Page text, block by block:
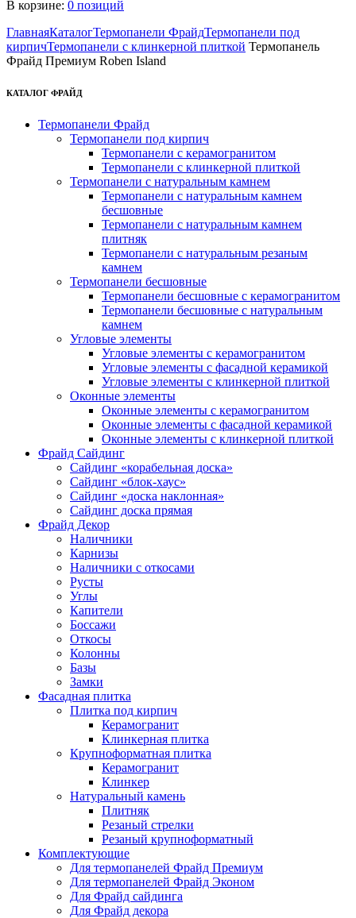
В корзине: 0 позиций
ГлавнаяКаталогТермопанели ФрайдТермопанели под
кирпичТермопанели с клинкерной плиткой Термопанель
Фрайд Премиум Roben Island
КАТАЛОГ ФРАЙД
Термопанели Фрайд
Термопанели под кирпич
Термопанели с керамогранитом
Термопанели с клинкерной плиткой
Термопанели с натуральным камнем
Термопанели с натуральным камнем
бесшовные
Термопанели с натуральным камнем
плитняк
Термопанели с натуральным резаным
камнем
Термопанели бесшовные
Термопанели бесшовные с керамогранитом
Термопанели бесшовные с натуральным
камнем
Угловые элементы
Угловые элементы с керамогранитом
Угловые элементы с фасадной керамикой
Угловые элементы с клинкерной плиткой
Оконные элементы
Оконные элементы с керамогранитом
Оконные элементы с фасадной керамикой
Оконные элементы с клинкерной плиткой
Фрайд Сайдинг
Сайдинг «корабельная доска»
Сайдинг «блок-хаус»
Сайдинг «доска наклонная»
Сайдинг доска прямая
Фрайд Декор
Наличники
Карнизы
Наличники с откосами
Русты
Углы
Капители
Боссажи
Откосы
Колонны
Базы
Замки
Фасадная плитка
Плитка под кирпич
Керамогранит
Клинкерная плитка
Крупноформатная плитка
Керамогранит
Клинкер
Натуральный камень
Плитняк
Резаный стрелки
Резаный крупноформатный
Комплектующие
Для термопанелей Фрайд Премиум
Для термопанелей Фрайд Эконом
Для Фрайд сайдинга
Для Фрайд декора